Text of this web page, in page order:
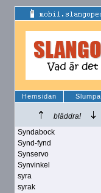
Hemsidan Slumpa
bläddra!
Syndabock
Synd-fynd
Synservo
Synvinkel
syra
syrak